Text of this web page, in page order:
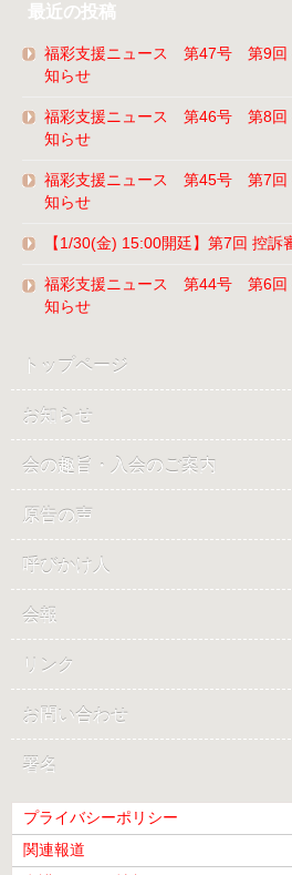
最近の投稿
福彩支援ニュース 第47号 第9回
知らせ
福彩支援ニュース 第46号 第8回
知らせ
福彩支援ニュース 第45号 第7回
知らせ
【1/30(金) 15:00開廷】第7回 控訴
福彩支援ニュース 第44号 第6回
知らせ
トップページ
お知らせ
会の趣旨・入会のご案内
原告の声
呼びかけ人
会報
リンク
お問い合わせ
署名
プライバシーポリシー
関連報道